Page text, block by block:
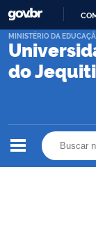
do
MINISTÉRIO DA